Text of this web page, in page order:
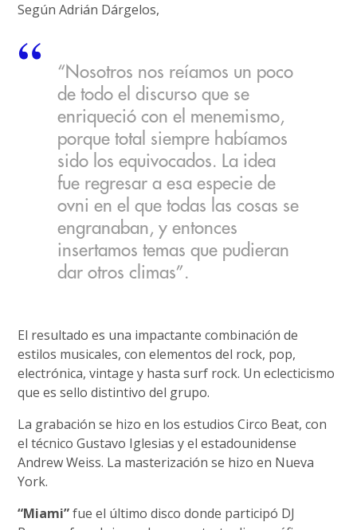
Según Adrián Dárgelos,
“Nosotros nos reíamos un poco
de todo el discurso que se
enriqueció con el menemismo,
porque total siempre habíamos
sido los equivocados. La idea
fue regresar a esa especie de
ovni en el que todas las cosas se
engranaban, y entonces
insertamos temas que pudieran
dar otros climas”.
El resultado es una impactante combinación de
estilos musicales, con elementos del rock, pop,
electrónica, vintage y hasta surf rock. Un eclecticismo
que es sello distintivo del grupo.
La grabación se hizo en los estudios Circo Beat, con
el técnico Gustavo Iglesias y el estadounidense
Andrew Weiss. La masterización se hizo en Nueva
York.
“Miami”fue el último disco donde participó DJ